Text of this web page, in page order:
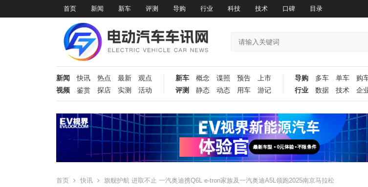
首页 新闻 新车 评测 导购 行业 科技 技术 口碑 目录
新闻 快讯 热点 最新
观点
视频
鉴赏 探店 实测 活动
新车 概念 谍照 预告
上市
评测
静态 动态 用车 游记
导购 多车 单车 购
行业
数据 技术 企
首页 快讯 旗舰护航 进取不止 一汽奥迪携Q6L e-tron家族及一汽奥迪A5L领跑2025南京马拉松